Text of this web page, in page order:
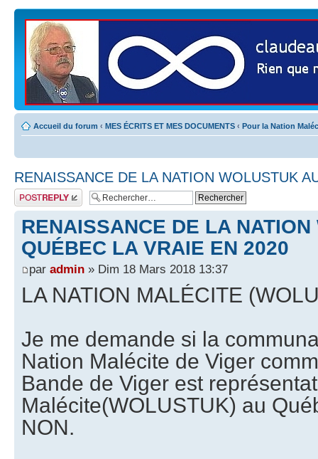
Accueil du forum ‹ MES ÉCRITS ET MES DOCUMENTS ‹ Pour la Nation
RENAISSANCE DE LA NATION WOLUSTUK
Publier une
réponse
RENAISSANCE DE LA
QUÉBEC LA VRAIE EN 2020
par admin » Dim 18 Mars 2018 13:37
LA NATION MALÉCITE
Je me demande si la
Nation Malécite de Viger
Bande de Viger est
Malécite(WOLUSTUK) au
NON.